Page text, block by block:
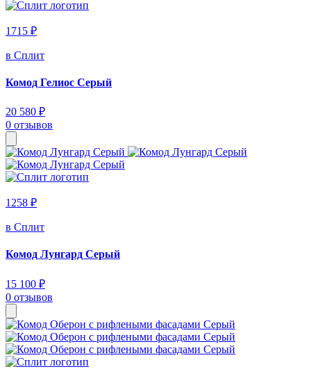
1715 ₽
в Сплит
Комод Гелиос Серый
20 580 ₽
0 отзывов
1258 ₽
в Сплит
Комод Лунгард Серый
15 100 ₽
0 отзывов